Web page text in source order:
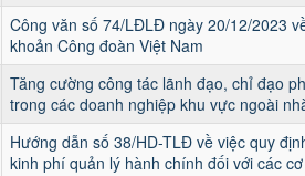
Công văn số 74/LĐLĐ ngày 20/12/2023
khoản Công đoàn Việt Nam
Tăng cường công tác lãnh đạo, chỉ đạo
trong các doanh nghiệp khu vực ngoài
Hướng dẫn số 38/HD-TLĐ về việc quy
kinh phí quản lý hành chính đối với các